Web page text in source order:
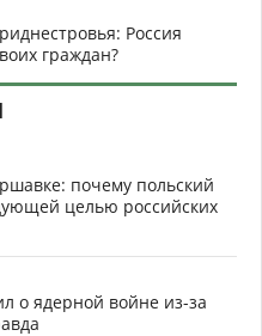
Россия
граждан?
почему польский
целью российских
о ядерной войне из-за